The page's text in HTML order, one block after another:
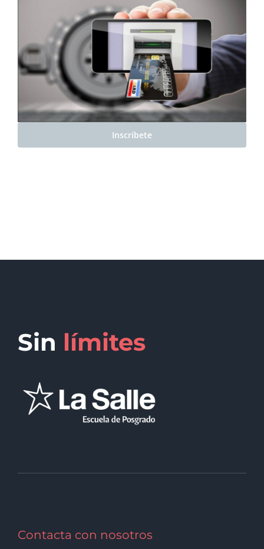
Inscríbete
Sin límites
Contacta con nosotros